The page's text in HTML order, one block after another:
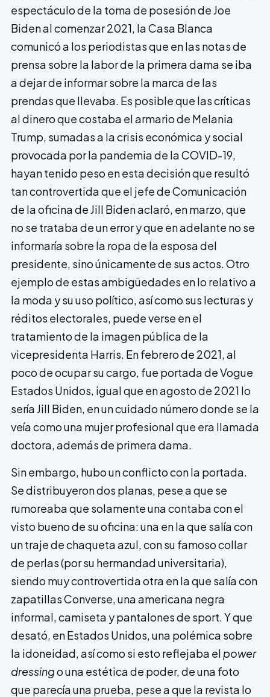
espectáculo de la toma de posesión de Joe
Biden al comenzar 2021, la Casa Blanca
comunicó a los periodistas que en las notas de
prensa sobre la labor de la primera dama se iba
a dejar de informar sobre la marca de las
prendas que llevaba. Es posible que las críticas
al dinero que costaba el armario de Melania
Trump, sumadas a la crisis económica y social
provocada por la pandemia de la COVID-19,
hayan tenido peso en esta decisión que resultó
tan controvertida que el jefe de Comunicación
de la oficina de Jill Biden aclaró, en marzo, que
no se trataba de un error y que en adelante no se
informaría sobre la ropa de la esposa del
presidente, sino únicamente de sus actos. Otro
ejemplo de estas ambigüedades en lo relativo a
la moda y su uso político, así como sus lecturas y
réditos electorales, puede verse en el
tratamiento de la imagen pública de la
vicepresidenta Harris. En febrero de 2021, al
poco de ocupar su cargo, fue portada de Vogue
Estados Unidos, igual que en agosto de 2021 lo
sería Jill Biden, en un cuidado número donde se la
veía como una mujer profesional que era llamada
doctora, además de primera dama.
Sin embargo, hubo un conflicto con la portada.
Se distribuyeron dos planas, pese a que se
rumoreaba que solamente una contaba con el
visto bueno de su oficina: una en la que salía con
un traje de chaqueta azul, con su famoso collar
de perlas (por su hermandad universitaria),
siendo muy controvertida otra en la que salía con
zapatillas Convers­e, una a­mericana negra
informal, c­amiseta y p­antalones de sport. Y que
desató, en Estados Unidos, una polémica sobre
la idoneidad, así como si esto reflejaba el power
dressingo una estética de poder, de una foto
que parecía una prueba, pese a que la revista lo